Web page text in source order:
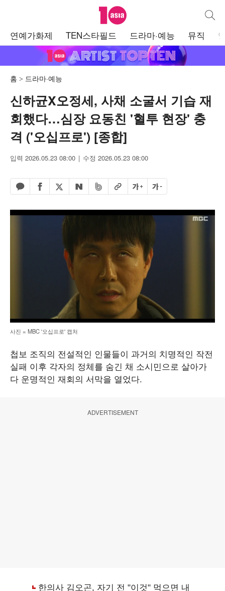
텐아시아 통합
연예가화제 TEN스타필드 드라마·예능 뮤직
홈 드라마·예능
신하균X오정세, 사채 소굴서 기습 재
회했다…심장 요동친 '혈투 현장' 충
격 ('오십프로') [종합]
입력 2026.05.23 08:00 수정 2026.05.23 08:00
카카오톡 공유하기
페이스북 공유하기
엑스 공유하기
네이버 공유하기
밴드 공유하기
URL복사글자 크게글자 작게
사진 = MBC '오십프로' 캡처
첩보 조직의 전설적인 인물들이 과거의 치명적인 작전
실패 이후 각자의 정체를 숨긴 채 소시민으로 살아가
다 운명적인 재회의 서막을 열었다.
ADVERTISEMENT